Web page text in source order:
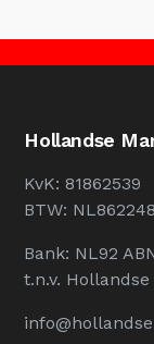
Hollandse
KvK: 81862539
BTW:
Bank: NL92
t.n.v.